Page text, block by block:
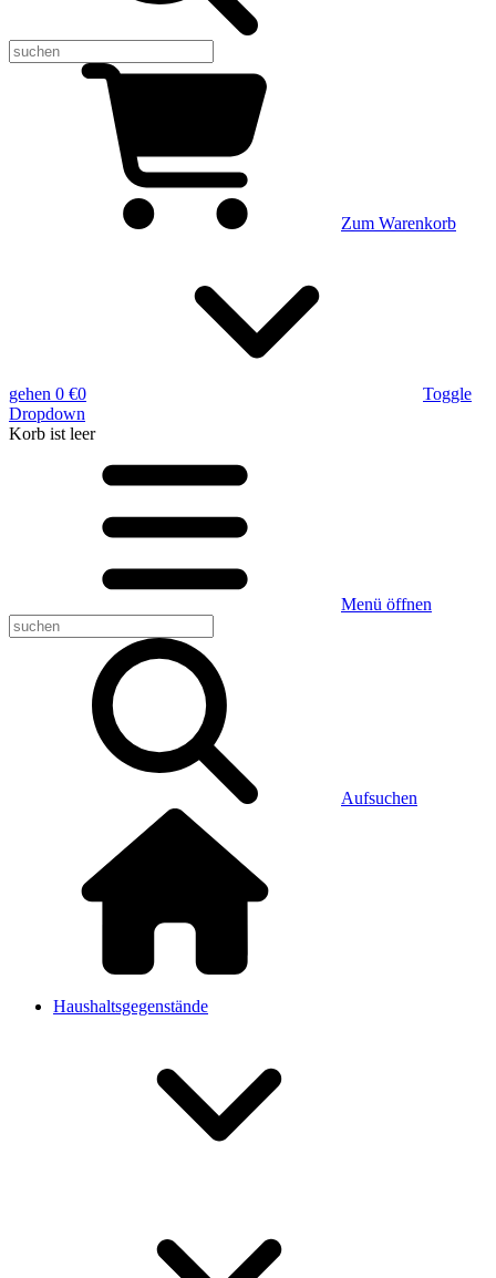
Zum Warenkorb
gehen 0 €0
Toggle
Dropdown
Korb ist leer
Menü öffnen
Aufsuchen
Haushaltsgegenstände